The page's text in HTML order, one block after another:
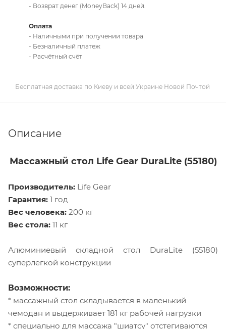
- Возврат денег (MoneyBack) 14 дней.
Оплата
- Наличными при получении товара
- Безналичный платеж
- Расчётный счёт
Бесплатная доставка по Киеву и всей Украине Новой Почтой
Описание
Массажный стол Life Gear DuraLite (55180)
Производитель: Life Gear
Гарантия: 1 год
Вес человека: 200 кг
Вес стола: 11 кг
Алюминиевый складной стол DuraLite (55180)
суперлегкой конструкции
Возможности:
* массажный стол складывается в маленький
чемодан и выдерживает 181 кг рабочей нагрузки
* специально для массажа "шиатсу" отстегиваются